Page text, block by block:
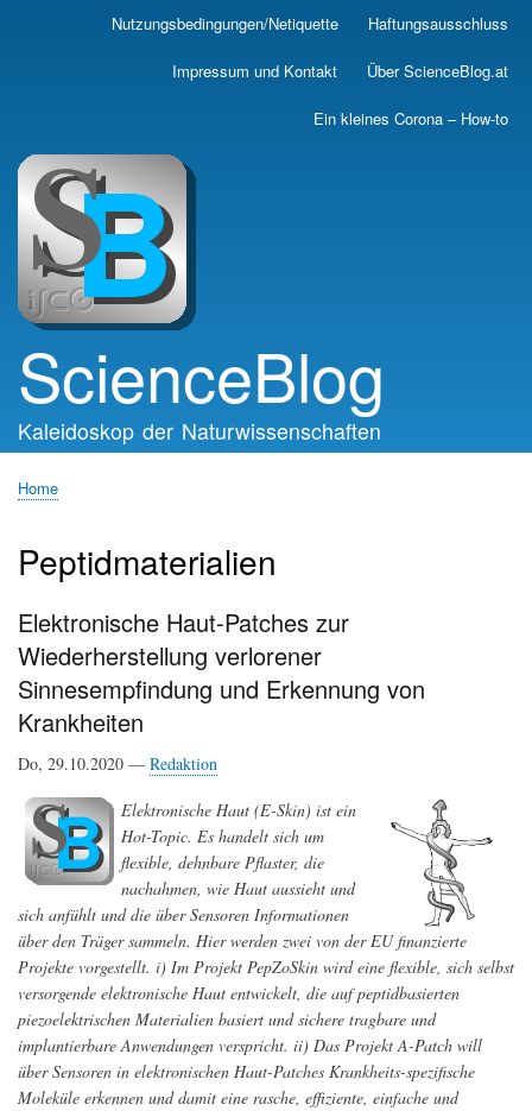
Skip
main
Nutzungsbedingungen/Netiquette Haftungsausschluss
Impressum und Kontakt Über ScienceBlog.at
Ein kleines Corona – How-to
ScienceBlog
Kaleidoskop der Naturwissenschaften
Home
Peptidmaterialien
Elektronische Haut-Patches zur
Wiederherstellung verlorener
Sinnesempfindung und Erkennung von
Krankheiten
Do, 29.10.2020 — Redaktion
Elektronische Haut (E-Skin) ist ein
Hot-Topic. Es handelt sich um
flexible, dehnbare Pflaster, die
nachahmen, wie Haut aussieht und
sich anfühlt und die über Sensoren Informationen
über den Träger sammeln. Hier werden zwei von der EU finanzierte
Projekte vorgestellt. i) Im Projekt PepZoSkin wird eine flexible, sich selbst
versorgende elektronische Haut entwickelt, die auf peptidbasierten
piezoelektrischen Materialien basiert und sichere tragbare und
implantierbare Anwendungen verspricht. ii) Das Projekt A-Patch will
über Sensoren in elektronischen Haut-Patches Krankheits-spezifische
Moleküle erkennen und damit eine rasche, effiziente, einfache und